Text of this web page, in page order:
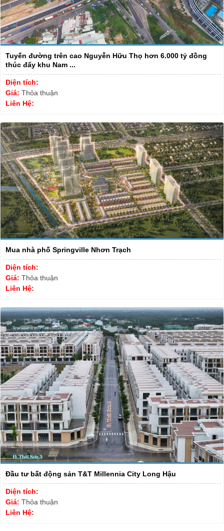
Tuyến đường trên cao Nguyễn Hữu Thọ hơn 6.000 tỷ đồng
thúc đẩy khu Nam ...
Diện tích:
Giá: Thỏa thuận
Liên Hệ:
Mua nhà phố Springville Nhơn Trạch
Diện tích:
Giá: Thỏa thuận
Liên Hệ:
Đầu tư bất động sản T&T Millennia City Long Hậu
Diện tích:
Giá: Thỏa thuận
Liên Hệ: